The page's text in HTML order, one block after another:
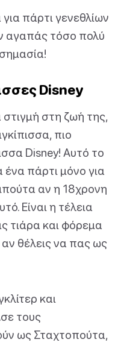
πάρτι γενεθλίων
αγαπάς τόσο πολύ
Disney
στιγμή στη ζωή της,
πιο
Disney! Αυτό το
ένα πάρτι μόνο για
αν η 18χρονη
Είναι η τέλεια
τιάρα και φόρεμα
θέλεις να πας ως
και
τους
ως Σταχτοπούτα,